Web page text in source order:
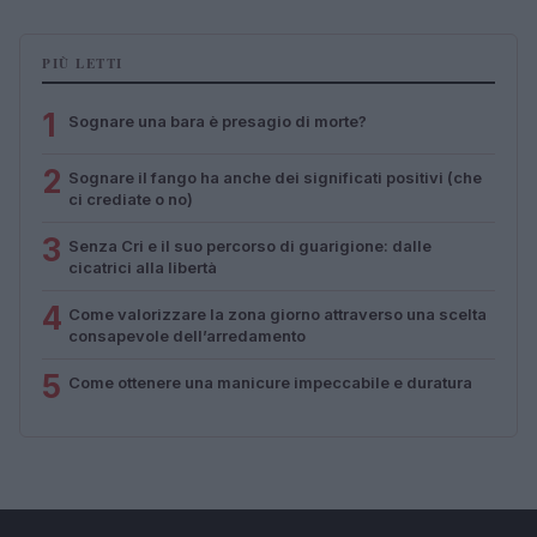
PIÙ LETTI
1 Sognare una bara è presagio di morte?
2 Sognare il fango ha anche dei significati positivi (che
ci crediate o no)
3 Senza Cri e il suo percorso di guarigione: dalle
cicatrici alla libertà
4 Come valorizzare la zona giorno attraverso una scelta
consapevole dell’arredamento
5 Come ottenere una manicure impeccabile e duratura